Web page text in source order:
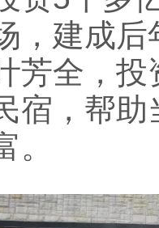
，建成
芳全，
宿，帮